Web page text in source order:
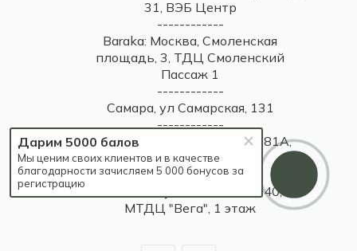
31, ВЭБ Центр
------------
Baraka: Москва, Смоленская
площадь, 3, ТДЦ Смоленский
Пассаж 1
------------
Самара, ул Самарская, 131
------------
Самара, Московское шоссе, 81А,
ТЦ Парк Хаус, 2 этаж
------------
Тольятти, ул. Юбилейная, 40,
МТДЦ "Вега", 1 этаж
Дарим 5000 балов
Мы ценим своих клиентов и в качестве
благодарности зачисляем 5 000 бонусов за
регистрацию